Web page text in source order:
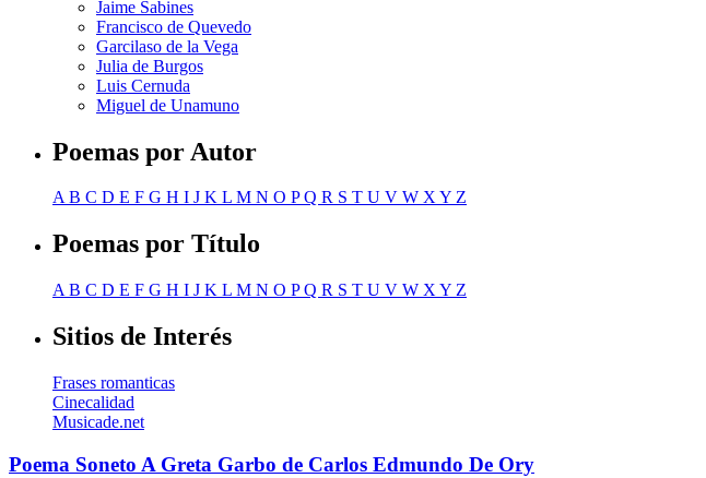
Jaime Sabines
Francisco de Quevedo
Garcilaso de la Vega
Julia de Burgos
Luis Cernuda
Miguel de Unamuno
Poemas por Autor
AB C D E F G H I J K L M N O PQ R S T U V W XY Z
Poemas por Título
A B C D E F G H I J K L M N O PQ R S T U V W X Y Z
Sitios de Interés
Frases romanticas
Cinecalidad
Musicade.net
Poema Soneto A Greta Garbo de Carlos Edmundo De Ory